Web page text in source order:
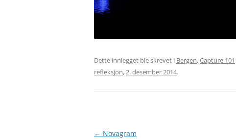
Dette innlegget ble skrevet i Bergen,Capture 101
refleksjon,2. desember 2014.
Innleggsnavigasjon
← Novagram